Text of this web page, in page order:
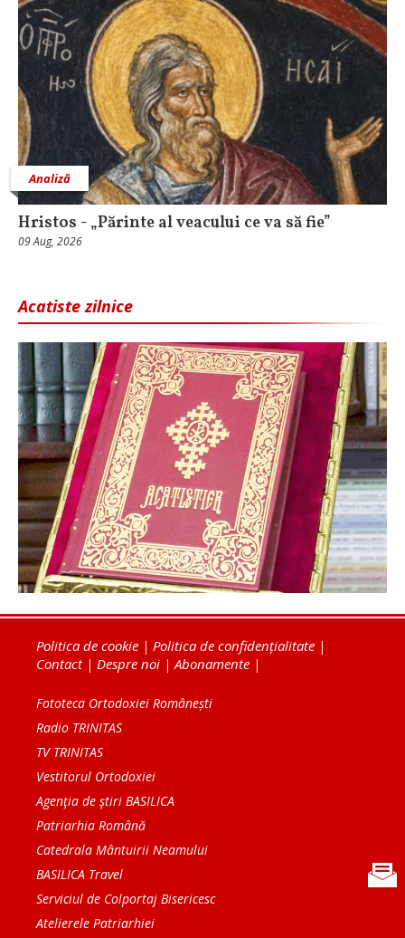
Analiză
Hristos - „Părinte al veacului ce va să fie”
09 Aug, 2026
Acatiste zilnice
Politica de cookie | Politica de confidențialitate |
Contact| Despre noi | Abonamente |
Fototeca Ortodoxiei Românești
Radio TRINITAS
TV TRINITAS
Vestitorul Ortodoxiei
Agenţia de ştiri BASILICA
Patriarhia Română
Catedrala Mântuirii Neamului
BASILICA Travel
Serviciul de Colportaj Bisericesc
Atelierele Patriarhiei